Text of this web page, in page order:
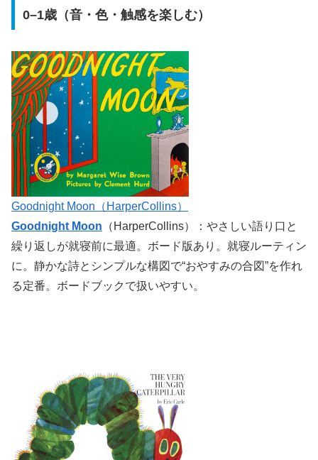
0–1歳（音・色・触感を楽しむ）
Goodnight Moon（HarperCollins）
Goodnight Moon （HarperCollins）：やさしい語り口と
繰り返しが就寝前に最適。ボード版あり。就寝ルーティン
に。静かな詩とシンプルな構図で“おやすみの合図”を作れ
る定番。ボードブックで扱いやすい。